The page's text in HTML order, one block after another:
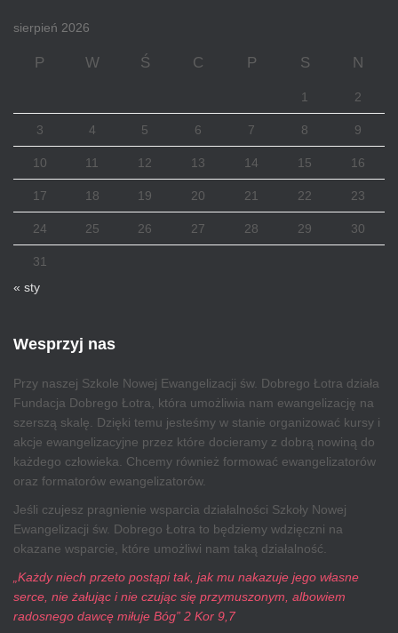
sierpień 2026
P W Ś C P S N
1 2
3 4 5 6 7 8 9
10 11 12 13 14 15 16
17 18 19 20 21 22 23
24 25 26 27 28 29 30
31
« sty
Wesprzyj nas
Przy naszej Szkole Nowej Ewangelizacji św. Dobrego Łotra działa
Fundacja Dobrego Łotra, która umożliwia nam ewangelizację na
szerszą skalę. Dzięki temu jesteśmy w stanie organizować kursy i
akcje ewangelizacyjne przez które docieramy z dobrą nowiną do
każdego człowieka. Chcemy również formować ewangelizatorów
oraz formatorów ewangelizatorów.
Jeśli czujesz pragnienie wsparcia działalności Szkoły Nowej
Ewangelizacji św. Dobrego Łotra to będziemy wdzięczni na
okazane wsparcie, które umożliwi nam taką działalność.
„Każdy niech przeto postąpi tak, jak mu nakazuje jego własne
serce, nie żałując i nie czując się przymuszonym, albowiem
radosnego dawcę miłuje Bóg” 2 Kor 9,7